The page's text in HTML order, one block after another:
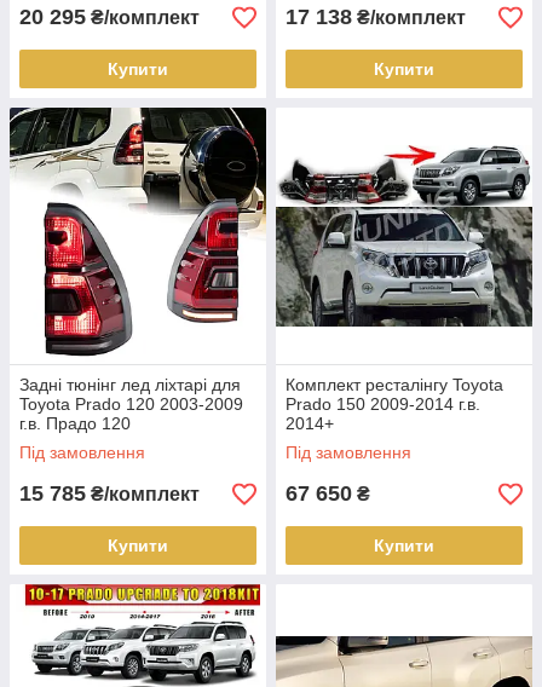
20 295 ₴/комплект
Купити
17 138 ₴/комплект
Купити
Задні тюнінг лед ліхтарі для
Toyota Prado 120 2003-2009
г.в. Прадо 120
Під замовлення
15 785 ₴/комплект
Купити
Комплект ресталінгу Toyota
Prado 150 2009-2014 г.в.
2014+
Під замовлення
67 650 ₴
Купити